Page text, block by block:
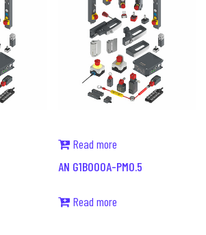
Read more
AN G1B000A-PM0.5
Read more